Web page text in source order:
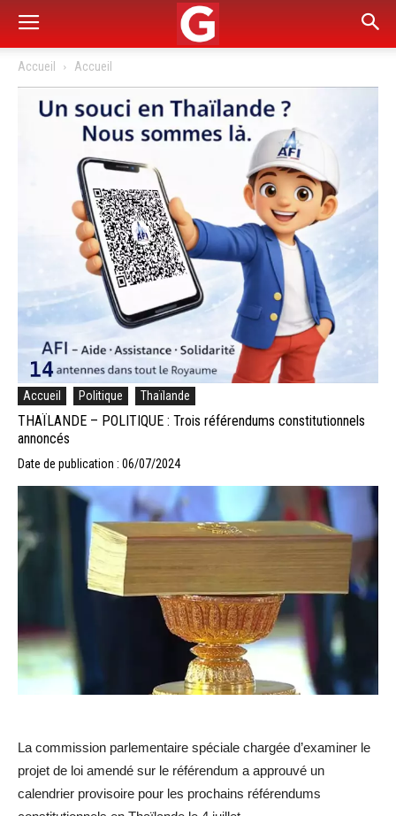
Accueil Accueil
Accueil Politique Thaïlande
THAÏLANDE – POLITIQUE : Trois référendums constitutionnels
annoncés
Date de publication : 06/07/2024
La commission parlementaire spéciale chargée d’examiner le
projet de loi amendé sur le référendum a approuvé un
calendrier provisoire pour les prochains référendums